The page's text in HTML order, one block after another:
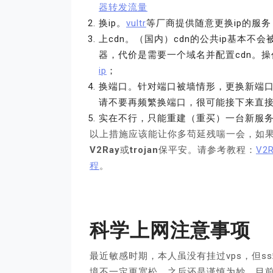
器转发流量
换ip。 vultr等厂商提供随意更换ip的服
上cdn。（国内）cdn的公共ip基本不会
器，代价是需要一个域名并配置cdn。
ip ；
换端口。针对端口被墙情形，更换新端
请不要再频繁换端口，很可能接下来直
实在不行，只能重建（重买）一台新服
以上措施应该能让你多苟延残喘一会，如
V2Ray或trojan保平安。请参考教程：
程。
科学上网注意事项
最近敏感时期，本人虽没有挂过vps，但